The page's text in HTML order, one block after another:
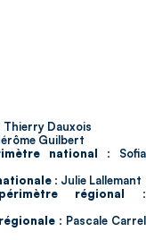
Thierry Dauxois
Guilbert
national : Sofia
: Julie Lallemant
régional :
: Pascale Carrel